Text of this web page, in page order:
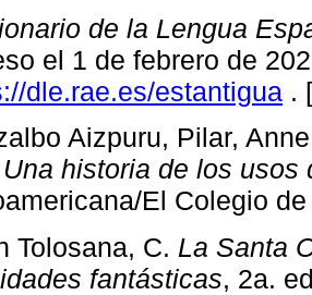
de la Lengua
el 1 de febrero de
dle.rae.es/estantigua .
Aizpuru, Pilar,
Una historia de los usos
El Colegio
Tolosana, C. La Santa
fantásticas, 2a.